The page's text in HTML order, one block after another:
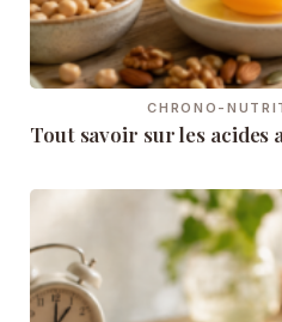
CHRONO-
Tout savoir sur les acides